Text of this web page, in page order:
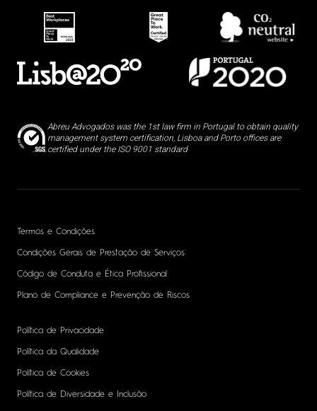
Abreu Advogados was the 1st law firm in Portugal to obtain quality
management system certification, Lisboa and Porto offices are
certified under the ISO 9001 standard
Termos e Condições
Condições Gerais de Prestação de Serviços
Código de Conduta e Ética Profissional
Plano de Compliance e Prevenção de Riscos
Política de Privacidade
Política da Qualidade
Política de Cookies
Política de Diversidade e Inclusão